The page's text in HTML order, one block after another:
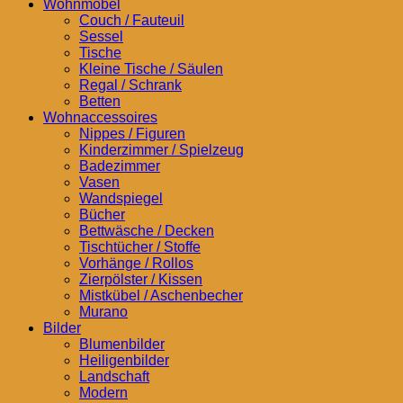
Wohnmöbel
Couch / Fauteuil
Sessel
Tische
Kleine Tische / Säulen
Regal / Schrank
Betten
Wohnaccessoires
Nippes / Figuren
Kinderzimmer / Spielzeug
Badezimmer
Vasen
Wandspiegel
Bücher
Bettwäsche / Decken
Tischtücher / Stoffe
Vorhänge / Rollos
Zierpölster / Kissen
Mistkübel / Aschenbecher
Murano
Bilder
Blumenbilder
Heiligenbilder
Landschaft
Modern